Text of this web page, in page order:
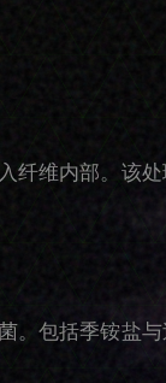
纤维内部。该
。包括季铵盐